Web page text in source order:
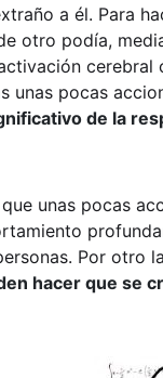
a él. Para
otro podía,
unas pocas
de la
unas pocas
Por otro
hacer que se